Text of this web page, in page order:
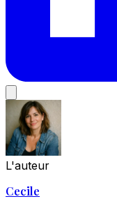
L'auteur
Cecile